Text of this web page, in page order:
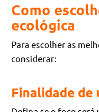
Como
ecológica
Para escolher as
considerar:
Finalidade de